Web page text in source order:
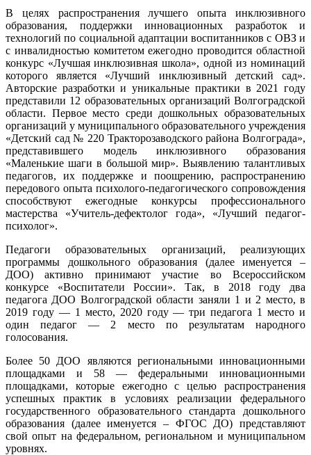
В целях распространения лучшего опыта инклюзивного
образования, поддержки инновационных разработок и
технологий по социальной адаптации воспитанников с ОВЗ и
с инвалидностью комитетом ежегодно проводится областной
конкурс «Лучшая инклюзивная школа», одной из номинаций
которого является «Лучший инклюзивный детский сад».
Авторские разработки и уникальные практики в 2021 году
представили 12 образовательных организаций Волгоградской
области. Первое место среди дошкольных образовательных
организаций у муниципального образовательного учреждения
«Детский сад № 220 Тракторозаводского района Волгограда»,
представившего модель инклюзивного образования
«Маленькие шаги в большой мир». Выявлению талантливых
педагогов, их поддержке и поощрению, распространению
передового опыта психолого-педагогического сопровождения
способствуют ежегодные конкурсы профессионального
мастерства «Учитель-дефектолог года», «Лучший педагог-
психолог».
Педагоги образовательных организаций, реализующих
программы дошкольного образования (далее именуется –
ДОО) активно принимают участие во Всероссийском
конкурсе «Воспитатели России». Так, в 2018 году два
педагога ДОО Волгоградской области заняли 1 и 2 место, в
2019 году — 1 место, 2020 году — три педагога 1 место и
один педагог — 2 место по результатам народного
голосования.
Более 50 ДОО являются региональными инновационными
площадками и 58 — федеральными инновационными
площадками, которые ежегодно с целью распространения
успешных практик в условиях реализации федерального
государственного образовательного стандарта дошкольного
образования (далее именуется – ФГОС ДО) представляют
свой опыт на федеральном, региональном и муниципальном
уровнях.